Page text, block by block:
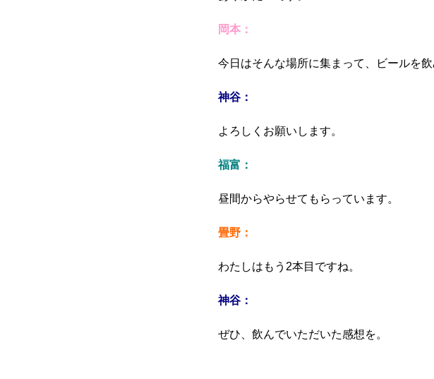
岡本：
今日はそんな場所に集まって、ビールを
神谷：
よろしくお願いします。
福富：
昼間からやらせてもらっています。
畳野：
わたしはもう2本目ですね。
神谷：
ぜひ、飲んでいただいた感想を。